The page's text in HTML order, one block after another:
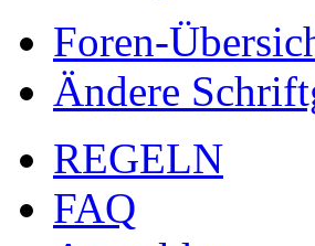
Foren-
Ändere
REGELN
FAQ